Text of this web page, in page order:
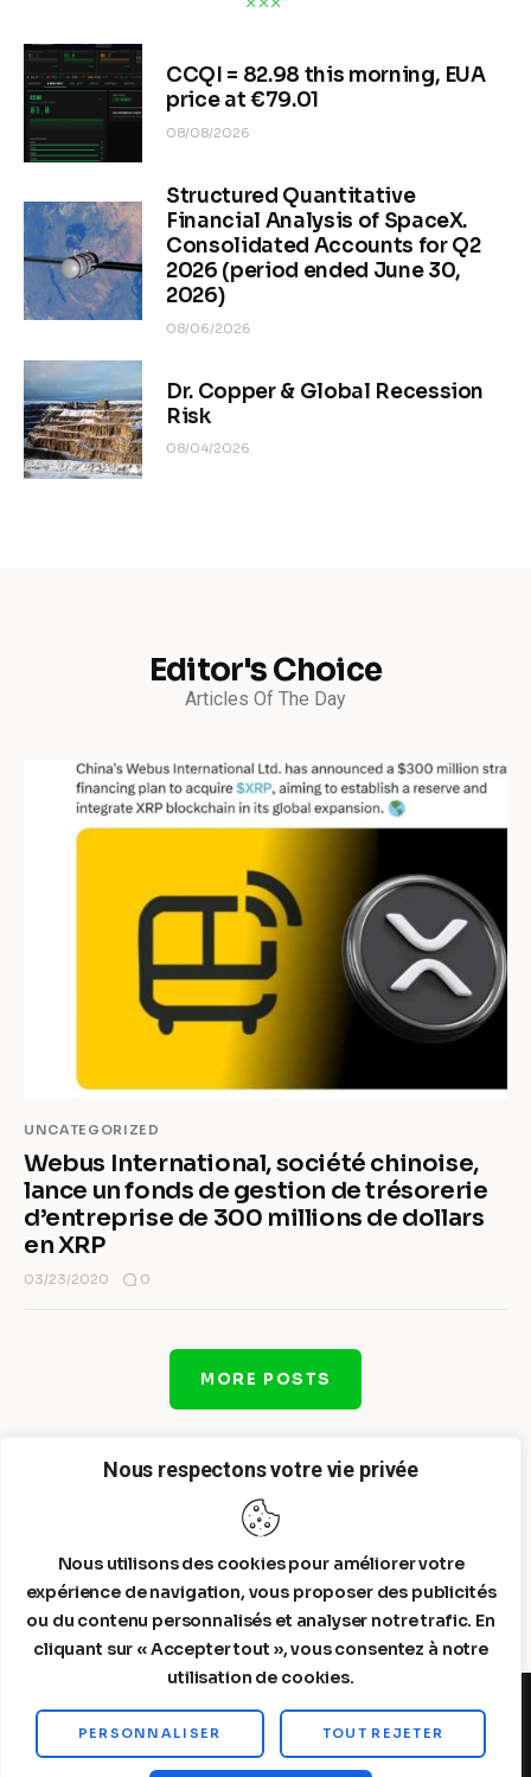
Nous respectons votre vie privée
Nous utilisons des cookies pour améliorer votre
expérience de navigation, vous proposer des publicités
ou du contenu personnalisés et analyser notre trafic. En
cliquant sur « Accepter tout », vous consentez à notre
utilisation de cookies.
PERSONNALISER TOUT REJETER
CCQI = 82.98 this morning, EUA
price at €79.01
08/08/2026
Structured Quantitative
Financial Analysis of SpaceX.
Consolidated Accounts for Q2
2026 (period ended June 30,
2026)
08/06/2026
Dr. Copper & Global Recession
Risk
08/04/2026
Editor's Choice
Articles Of The Day
UNCATEGORIZED
Webus International, société chinoise,
lance un fonds de gestion de trésorerie
d’entreprise de 300 millions de dollars
en XRP
03/23/2020 0
MORE POSTS